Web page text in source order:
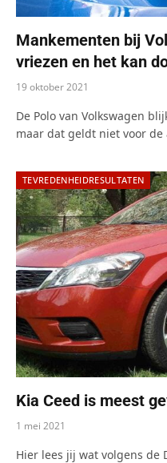
Mankementen bij
vriezen en het kan
19 oktober 2021
De Polo van Volkswagen
maar dat geldt niet voor
TEVREDENHEIDRESULTATEN
Kia Ceed is meest
1 mei 2021
Hier lees jij wat volgens de